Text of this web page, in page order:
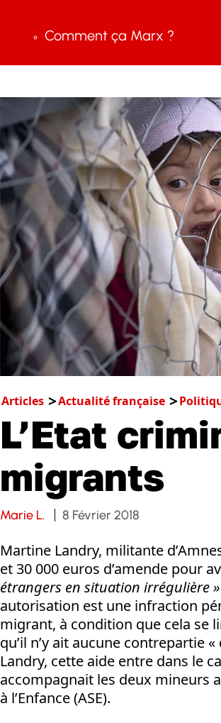
Comment ça Marx ?
Articles Actualité française
L’Etat
migrants
Marie L. 8 Février 2018
Martine Landry, militante
et 30 000 euros d’amende pour
étrangers en situation irrégulière »
autorisation est une infraction
migrant, à condition que cela se
qu’il n’y ait aucune contrepartie
Landry, cette aide entre dans le
accompagnait les deux mineurs
à l’Enfance (ASE).